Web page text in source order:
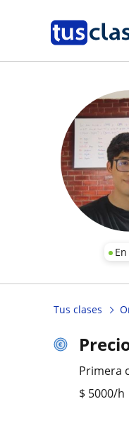
Tus clases
Primera
$ 5000/h